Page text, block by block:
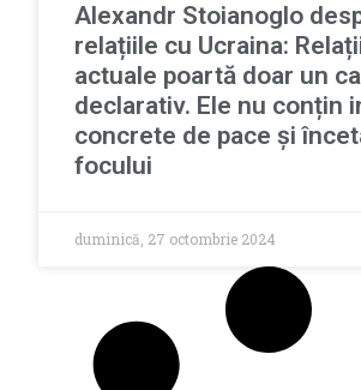
Alexandr Stoianoglo
relațiile cu Ucraina:
actuale poartă doar un
declarativ. Ele nu conțin
concrete de pace și
focului
duminică, 27 octombrie 2024